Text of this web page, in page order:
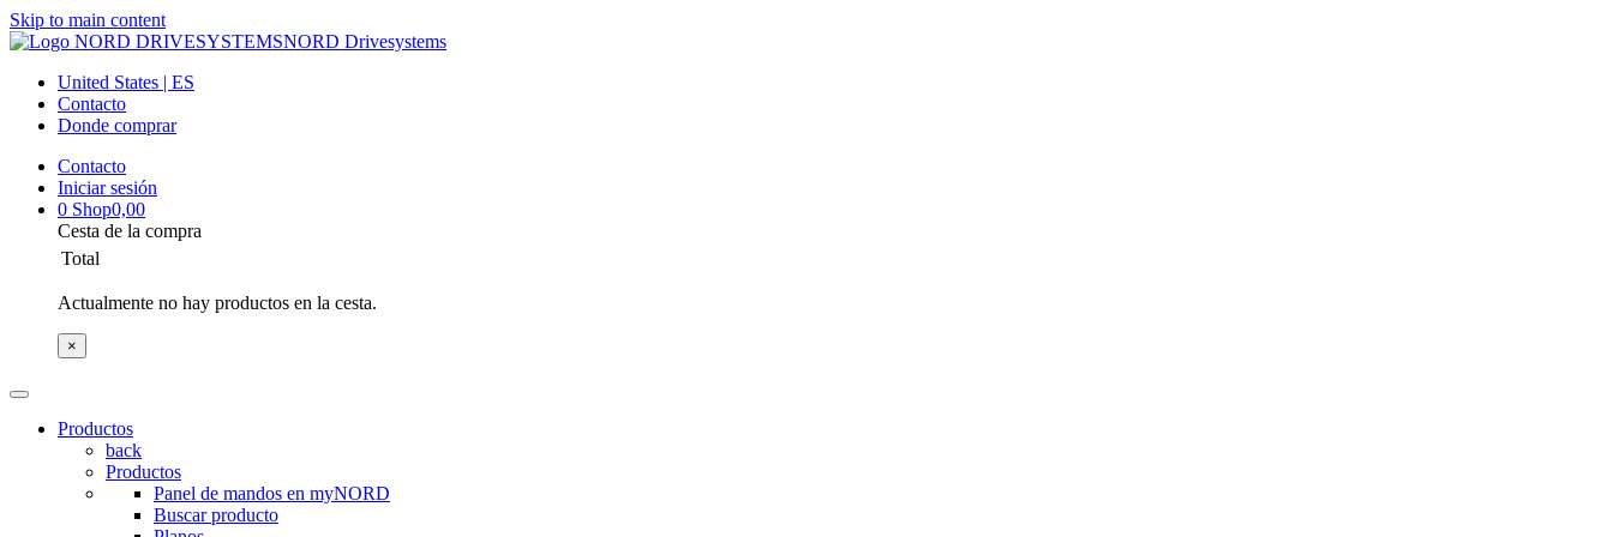
Skip to main content
NORD Drivesystems
United States | ES
Contacto
Donde comprar
Contacto
Iniciar sesión
0 Shop0,00
Cesta de la compra
Total
Actualmente no hay productos en la cesta.
×
Productos
back
Productos
Panel de mandos en myNORD
Buscar producto